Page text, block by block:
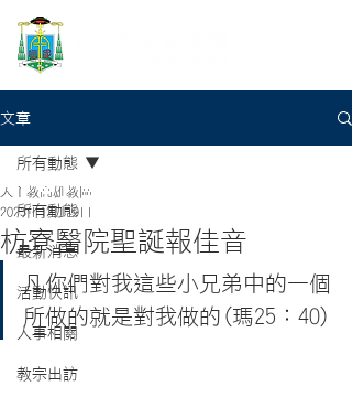
文章
所有動態
最新消息
活動快訊
人事相關
教宗出訪
所有動態
枋寮醫院聖誕報佳音
天主教高雄教區
2023年12月19日
凡你們對我這些小兄弟中的一個
所做的就是對我做的(瑪25：40)